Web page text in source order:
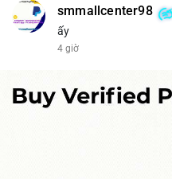
smmallcenter98
ấy
4 giờ